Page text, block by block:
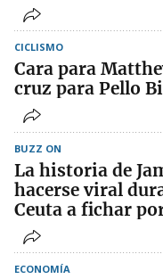
CICLISMO
Cara para
cruz para Pello
BUZZ ON
La historia de
hacerse viral
Ceuta a fichar
ECONOMÍA